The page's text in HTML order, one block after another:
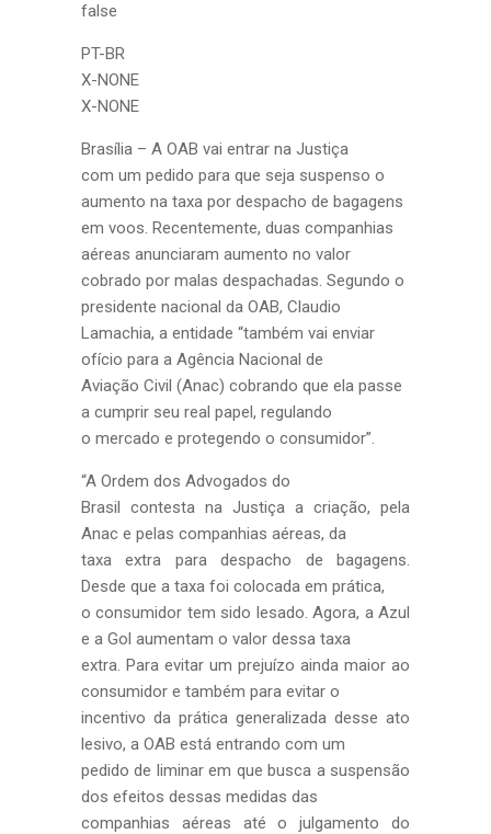
false
PT-BR
X-NONE
X-NONE
Brasília – A OAB vai entrar na Justiça
com um pedido para que seja suspenso o
aumento na taxa por despacho de bagagens
em voos. Recentemente, duas companhias
aéreas anunciaram aumento no valor
cobrado por malas despachadas. Segundo o
presidente nacional da OAB, Claudio
Lamachia, a entidade “também vai enviar
ofício para a Agência Nacional de
Aviação Civil (Anac) cobrando que ela passe
a cumprir seu real papel, regulando
o mercado e protegendo o consumidor”.
“A Ordem dos Advogados do
Brasil contesta na Justiça a criação, pela
Anac e pelas companhias aéreas, da
taxa extra para despacho de bagagens.
Desde que a taxa foi colocada em prática,
o consumidor tem sido lesado. Agora, a Azul
e a Gol aumentam o valor dessa taxa
extra. Para evitar um prejuízo ainda maior ao
consumidor e também para evitar o
incentivo da prática generalizada desse ato
lesivo, a OAB está entrando com um
pedido de liminar em que busca a suspensão
dos efeitos dessas medidas das
companhias aéreas até o julgamento do